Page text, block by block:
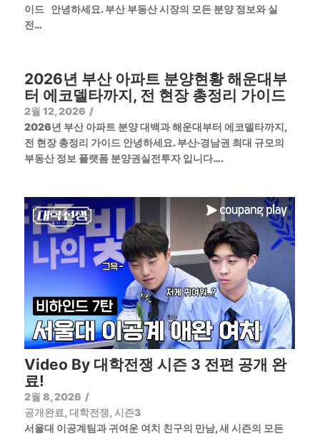
이드 안녕하세요. 부산 부동산 시장의 모든 분양 정보와 실
전…
2026년 부산 아파트 분양현황 해운대부
터 에코델타까지, 전 현장 총정리 가이드
2월 12, 2026 /
2026년 부산 아파트 분양 대백과 해운대부터 에코델타까지,
전 현장 총정리 가이드 안녕하세요. 부산·경남권 최대 규모의
부동산 정보 플랫폼 분양권실전투자 입니다….
Video By 대학전쟁 시즌 3 전편 공개 완
료!
2월 8, 2026 /
공개완료, 대학전쟁, 시즌3
서울대 이공계팀과 귀여운 여치 친구의 만남, 새 시즌의 모든